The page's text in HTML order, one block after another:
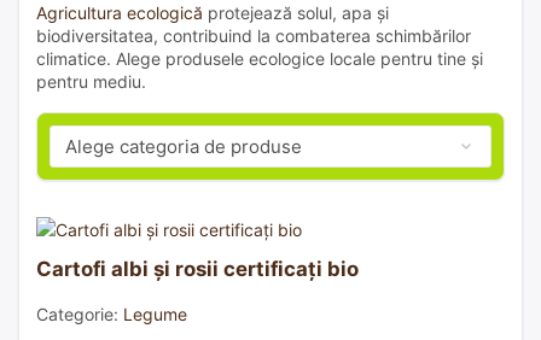
Agricultura ecologică protejează solul, apa și
biodiversitatea, contribuind la combaterea schimbărilor
climatice. Alege produsele ecologice locale pentru tine și
pentru mediu.
Cartofi albi și rosii certificați bio
Categorie: Legume